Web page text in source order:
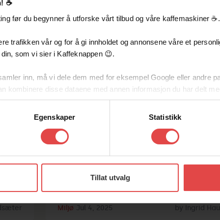
☕️
før du begynner å utforske vårt tilbud og våre kaffemaskiner ☕️.
trafikken vår og for å gi innholdet og annonsene våre et
din, som vi sier i Kaffeknappen 😉.
inn, må vi dele dem med for eksempel Google eller andre
kombinere disse dataene med annen informasjon du har delt
tjenestene deres.
Egenskaper Statistikk
Tillat utvalg
Frokostmøte
Svanemerket:
forbrukervern i
fokus
Miljø Jul 4, 2025 by Ingrid